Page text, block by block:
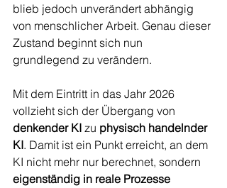
blieb jedoch unverändert abhängig
von menschlicher Arbeit. Genau dieser
Zustand beginnt sich nun
grundlegend zu verändern.
Mit dem Eintritt in das Jahr 2026
vollzieht sich der Übergang von
denkender KI zu physisch handelnder
KI. Damit ist ein Punkt erreicht, an dem
KI nicht mehr nur berechnet, sondern
eigenständig in reale Prozesse